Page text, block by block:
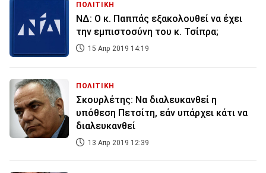
ΠΟΛΙΤΙΚΗ
ΝΔ: Ο κ. Παππάς εξακολουθεί να έχει
την εμπιστοσύνη του κ. Τσίπρα;
15 Απρ 2019 14:19
ΠΟΛΙΤΙΚΗ
Σκουρλέτης: Να διαλευκανθεί η
υπόθεση Πετσίτη, εάν υπάρχει κάτι να
διαλευκανθεί
13 Απρ 2019 12:39